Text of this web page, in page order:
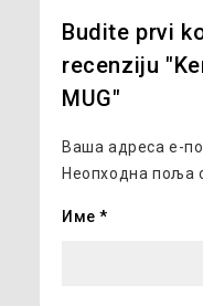
Budite prvi
recenziju
MUG"
Ваша адреса е-
Неопходна поља
Име*